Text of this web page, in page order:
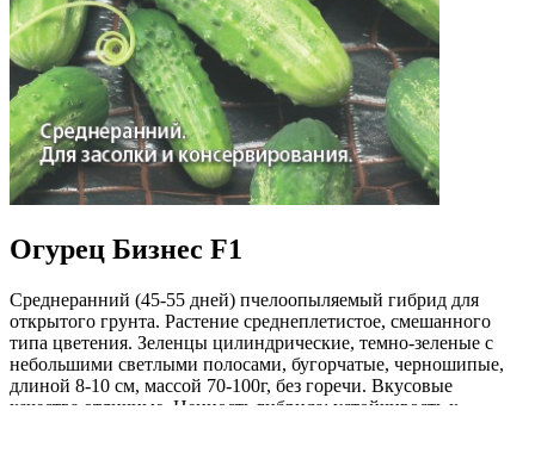
Огурец Бизнес F1
Среднеранний (45-55 дней) пчелоопыляемый гибрид для
открытого грунта. Растение среднеплетистое, смешанного
типа цветения. Зеленцы цилиндрические, темно-зеленые с
небольшими светлыми полосами, бугорчатые, черношипые,
длиной 8-10 см, массой 70-100г, без горечи. Вкусовые
качества отличные. Ценность гибрида: устойчивость к